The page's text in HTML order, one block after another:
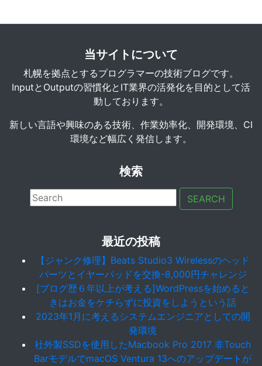
当サイトについて
札幌を拠点とするプログラマーの技術ブログです。
InputとOutputの習慣化とIT業界の活発化を目的として活
動しております。
新しい言語や興味のある技術、作業効率化、開発環境、CI
環境など幅広く発信します。
検索
SEARCH
最近の投稿
【ジャンク修理】Beats Studio3 Wirelessのヘッド
パーツとイヤーパッドを交換-8,000円チャレンジ
[ブログ歴６年以上が考える]WordPressを始めると
きはお金をケチらずに投資をしようという話
2023年1月に考えるシステムエンジニアとしての開
発環境
社外製SSDを使用したMacbook Pro 2017 非Touch
BarモデルでmacOS Ventura 13へのアップデートが